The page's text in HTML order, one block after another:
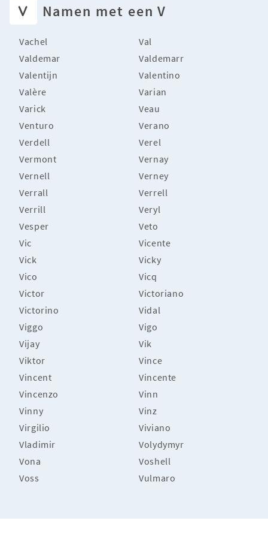
V Namen met een V
Vachel
Val
Valdemar
Valdemarr
Valentijn
Valentino
Valère
Varian
Varick
Veau
Venturo
Verano
Verdell
Verel
Vermont
Vernay
Vernell
Verney
Verrall
Verrell
Verrill
Veryl
Vesper
Veto
Vic
Vicente
Vick
Vicky
Vico
Vicq
Victor
Victoriano
Victorino
Vidal
Viggo
Vigo
Vijay
Vik
Viktor
Vince
Vincent
Vincente
Vincenzo
Vinn
Vinny
Vinz
Virgilio
Viviano
Vladimir
Volydymyr
Vona
Voshell
Voss
Vulmaro